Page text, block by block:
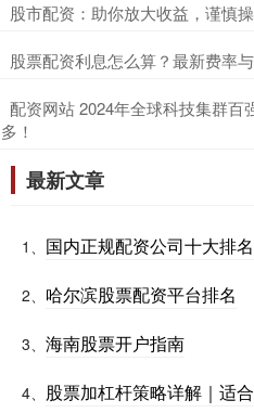
股市配资：助你放大收益，谨慎
股票配资利息怎么算？最新费率
配资网站 2024年全球科技集群百
多！
最新文章
1、 国内正规配资公司十大排
2、 哈尔滨股票配资平台排名
3、 海南股票开户指南
4、 股票加杠杆策略详解｜适